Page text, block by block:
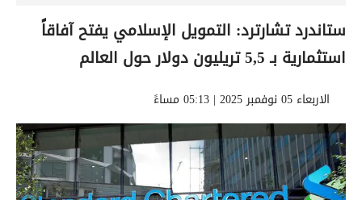
ستاندرد تشارترد: التمويل الإسلامي يفتح آفاقاً
استثمارية بـ 5,5 تريليون دولار حول العالم
الاربعاء 05 نوفمبر 2025 | 05:13 مساءً